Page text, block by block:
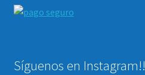
Síguenos en Instagram!!